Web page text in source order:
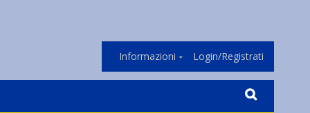
Informazioni Login/Registrati